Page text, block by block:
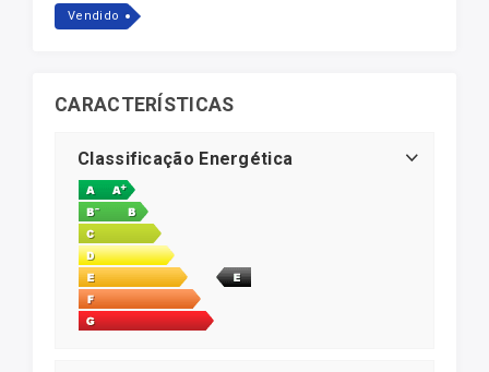
Vendido
CARACTERÍSTICAS
Classificação Energética